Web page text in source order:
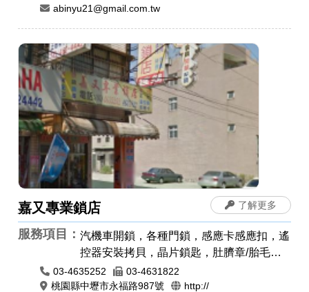
abinyu21@gmail.com.tw
嘉又專業鎖店
服務項目：汽機車開鎖，各種門鎖，感應卡感應扣，遙
控器安裝拷貝，晶片鎖匙，肚臍章/胎毛
筆，公司章，電腦刻印，藝術印章，橡皮
章，印鑑章，原子章
03-4635252
03-4631822
桃園縣中壢市永福路987號
http://
了解更多